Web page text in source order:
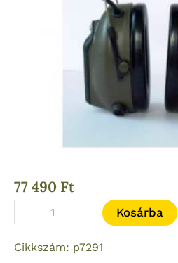
77 490 Ft
PELTOR
Pro
Tac
Kosárba
Cikkszám: p7291